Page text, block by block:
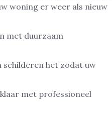
woning er weer als nieuw
met duurzaam
schilderen het zodat uw
met professioneel